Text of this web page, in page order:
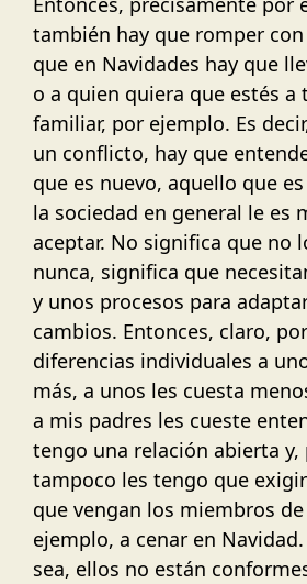
también hay que romper
que en Navidades hay que
o a quien quiera que estés a
familiar, por ejemplo. Es
un conflicto, hay que
que es nuevo, aquello que
la sociedad en general le es
aceptar. No significa que no
nunca, significa que
y unos procesos para
cambios. Entonces, claro,
diferencias individuales a
más, a unos les cuesta
a mis padres les cueste
tengo una relación abierta
tampoco les tengo que
que vengan los miembros
ejemplo, a cenar en
sea, ellos no están